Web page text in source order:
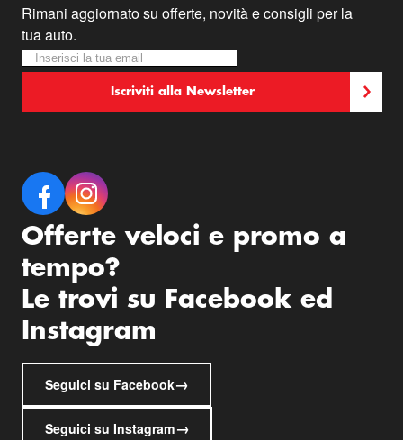
Rimani aggiornato su offerte, novità e consigli per la
tua auto.
Newsletter
Iscriviti alla nostra Newsletter:
Iscriviti alla Newsletter
Offerte veloci e promo a
tempo?
Le trovi su Facebook ed
Instagram
Seguici su Facebook→
Seguici su Instagram→